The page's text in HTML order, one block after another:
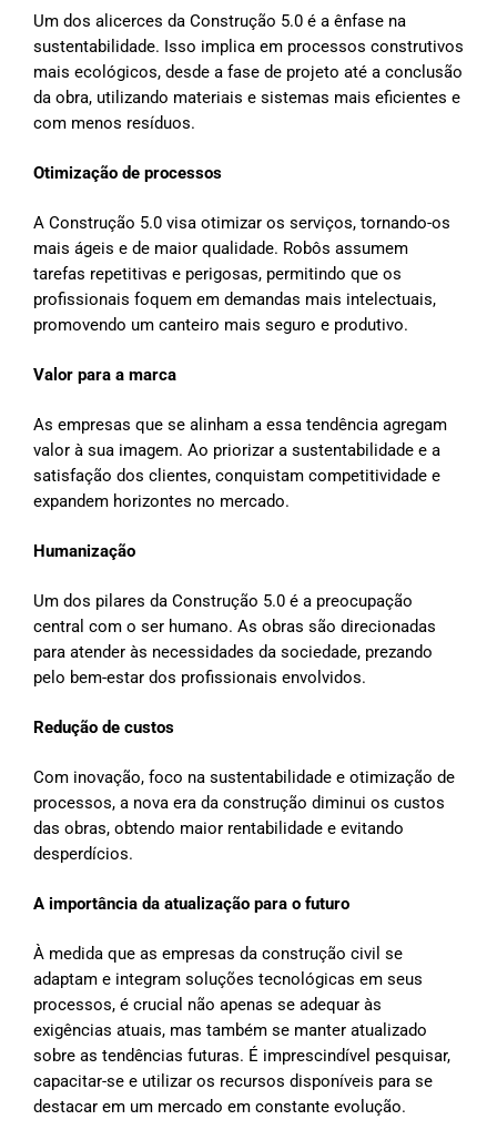
Um dos alicerces da Construção 5.0 é a ênfase na
sustentabilidade. Isso implica em processos construtivos
mais ecológicos, desde a fase de projeto até a conclusão
da obra, utilizando materiais e sistemas mais eficientes e
com menos resíduos.
Otimização de processos
A Construção 5.0 visa otimizar os serviços, tornando-os
mais ágeis e de maior qualidade. Robôs assumem
tarefas repetitivas e perigosas, permitindo que os
profissionais foquem em demandas mais intelectuais,
promovendo um canteiro mais seguro e produtivo.
Valor para a marca
As empresas que se alinham a essa tendência agregam
valor à sua imagem. Ao priorizar a sustentabilidade e a
satisfação dos clientes, conquistam competitividade e
expandem horizontes no mercado.
Humanização
Um dos pilares da Construção 5.0 é a preocupação
central com o ser humano. As obras são direcionadas
para atender às necessidades da sociedade, prezando
pelo bem-estar dos profissionais envolvidos.
Redução de custos
Com inovação, foco na sustentabilidade e otimização de
processos, a nova era da construção diminui os custos
das obras, obtendo maior rentabilidade e evitando
desperdícios.
A importância da atualização para o futuro
À medida que as empresas da construção civil se
adaptam e integram soluções tecnológicas em seus
processos, é crucial não apenas se adequar às
exigências atuais, mas também se manter atualizado
sobre as tendências futuras. É imprescindível pesquisar,
capacitar-se e utilizar os recursos disponíveis para se
destacar em um mercado em constante evolução.